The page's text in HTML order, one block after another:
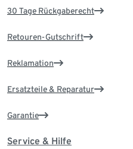
30 Tage Rückgaberecht
Retouren-Gutschrift
Reklamation
Ersatzteile & Reparatur
Garantie
Service & Hilfe